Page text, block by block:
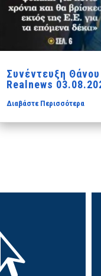
Συνέντευξη
Realnews
Διαβάστε Περισσότερα
